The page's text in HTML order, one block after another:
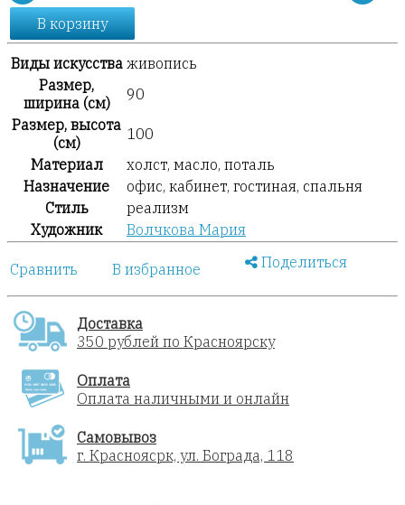
В корзину
Виды искусства живопись
Размер,
ширина (см)
90
Размер, высота
(см)
100
Материал
холст, масло, поталь
Назначение
офис, кабинет, гостиная, спальня
Стиль
реализм
Художник
Волчкова Мария
Сравнить В избранное Поделиться
Доставка
350 рублей по Красноярску
Оплата
Оплата наличными и онлайн
Самовывоз
г. Красноясрк, ул. Бограда, 118